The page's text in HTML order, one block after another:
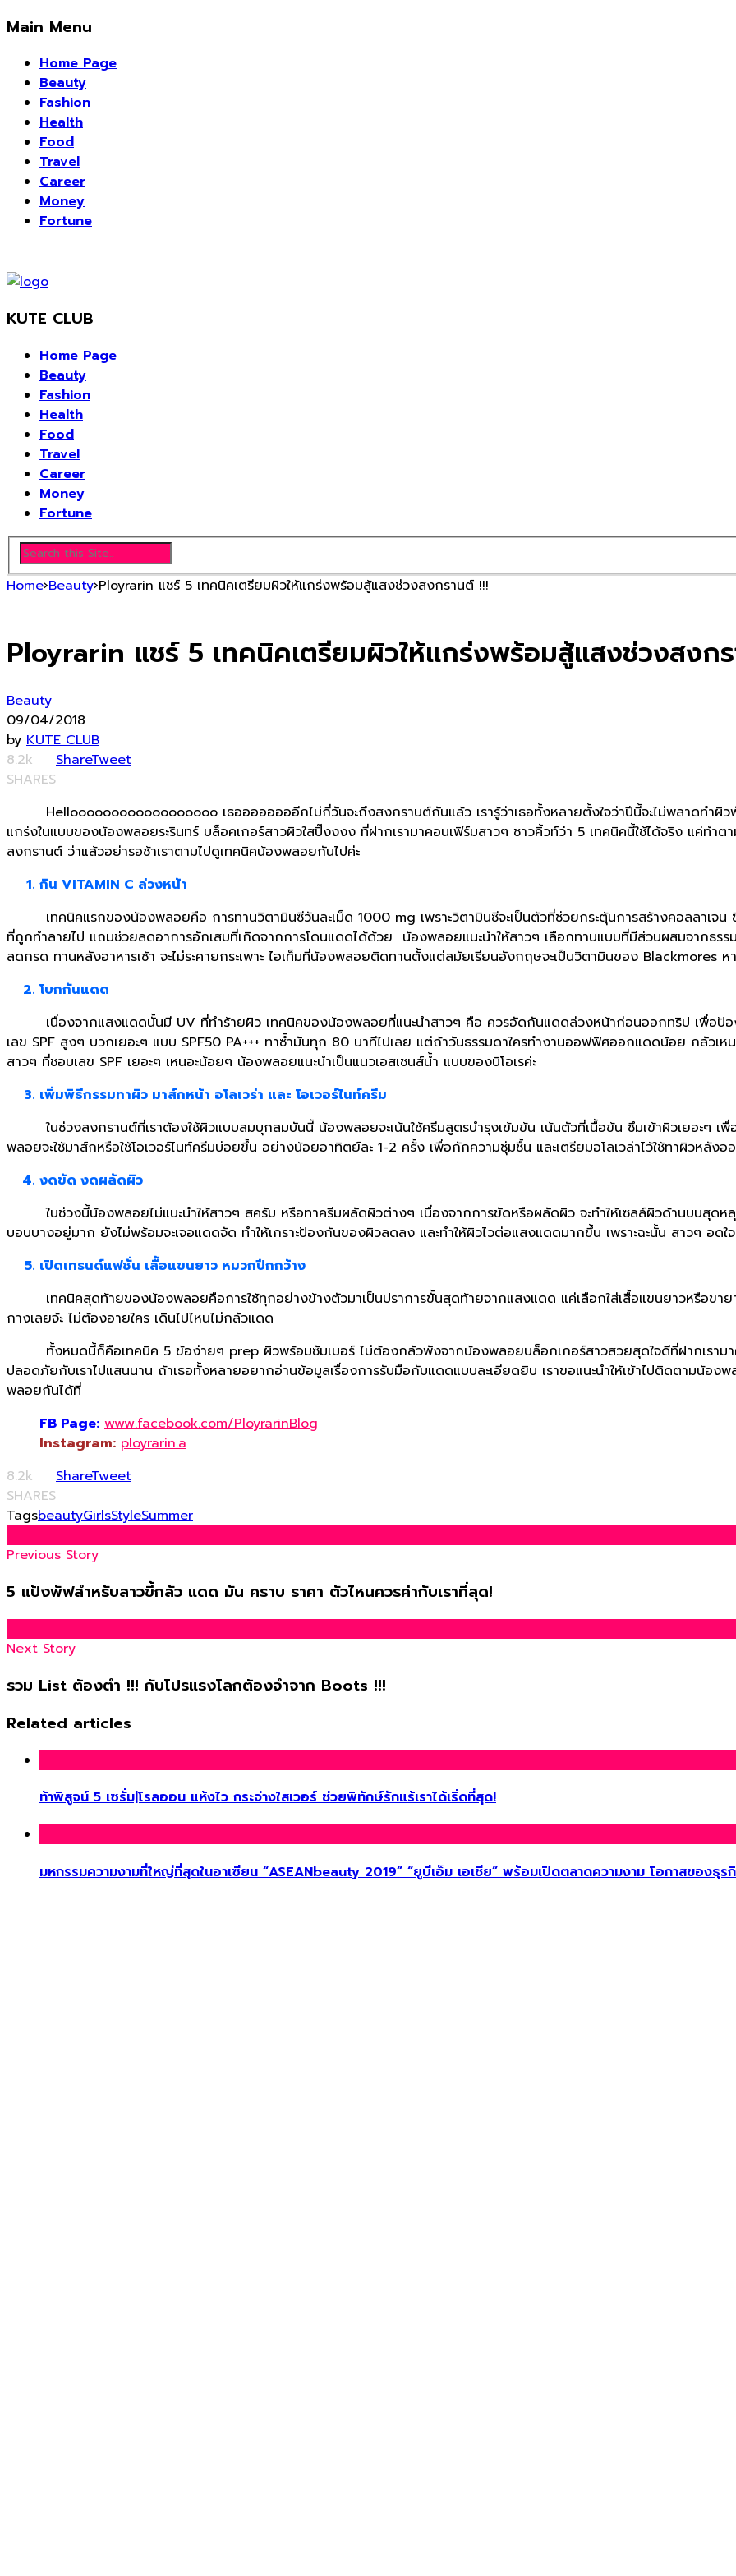
Main Menu
Home Page
Beauty
Fashion
Health
Food
Travel
Career
Money
Fortune
KUTE CLUB
Home Page
Beauty
Fashion
Health
Food
Travel
Career
Money
Fortune
Home›Beauty›Ployrarin แชร์ 5 เทคนิคเตรียมผิวให้แกร่งพร้อมสู้แสงช่วงสงกรานต์ !!!
Ployrarin แชร์ 5 เทคนิคเตรียมผิวให้แกร่งพร้อมสู้แสงช่วงสงก
Beauty
09/04/2018
by KUTE CLUB
8.2k
SHARES
ShareTweet
Helloooooooooooooooooo เธออออออออีกไม่กี่วันจะถึงสงกรานต์กันแล้ว เรารู้ว่าเธอทั้งหลายตั้งใจว่าปีนี้จะไม่พลาดทำผิวพั
แกร่งในแบบของน้องพลอยระรินทร์ บล็อคเกอร์สาวผิวใสปิ๊งงงง ที่ฝากเรามาคอนเฟิร์มสาวๆ ชาวคิ้วท์ว่า 5 เทคนิคนี้ใช้ได้จริง แค่ทำ
สงกรานต์ ว่าแล้วอย่ารอช้าเราตามไปดูเทคนิคน้องพลอยกันไปค่ะ
กิน VITAMIN C ล่วงหน้า
เทคนิคแรกของน้องพลอยคือ การทานวิตามินซีวันละเม็ด 1000 mg เพราะวิตามินซีจะเป็นตัวที่ช่วยกระตุ้นการสร้างคอลลาเจน
ที่ถูกทำลายไป แถมช่วยลดอาการอักเสบที่เกิดจากการโดนแดดได้ด้วย น้องพลอยแนะนําให้สาวๆ เลือกทานแบบที่มีส่วนผสมจากธร
ลดกรด ทานหลังอาหารเช้า จะไม่ระคายกระเพาะ ไอเท็มที่น้องพลอยติดทานตั้งแต่สมัยเรียนอังกฤษจะเป็นวิตามินของ Blackmores ห
โบกกันแดด
เนื่องจากแสงแดดนั้นมี UV ที่ทําร้ายผิว เทคนิคของน้องพลอยที่แนะนำสาวๆ คือ ควรอัดกันแดดล่วงหน้าก่อนออกทริป เพื่อป้องกั
เลข SPF สูงๆ บวกเยอะๆ แบบ SPF50 PA+++ ทาซํ้ามันทุก 80 นาทีไปเลย แต่ถ้าวันธรรมดาใครทํางานออฟฟิศออกแดดน้อย กลัวเ
สาวๆ ที่ชอบเลข SPF เยอะๆ เหนอะน้อยๆ น้องพลอยแนะนำเป็นแนวเอสเซนส์นํ้า แบบของบิโอเรค่ะ
เพิ่มพิธีกรรมทาผิว มาส์กหน้า อโลเวร่า และ โอเวอร์ไนท์ครีม
ในช่วงสงกรานต์ที่เราต้องใช้ผิวแบบสมบุกสมบันนี้ น้องพลอยจะเน้นใช้ครีมสูตรบํารุงเข้มข้น เน้นตัวที่เนื้อข้น ซึมเข้าผิวเยอะๆ เพื่
พลอยจะใช้มาส์กหรือใช้โอเวอร์ไนท์ครีมบ่อยขึ้น อย่างน้อยอาทิตย์ละ 1-2 ครั้ง เพื่อกักความชุ่มชื้น และเตรียมอโลเวล่าไว้ใช้ทาผิวหลัง
งดขัด งดผลัดผิว
ในช่วงนี้น้องพลอยไม่แนะนำให้สาวๆ สครับ หรือทาครีมผลัดผิวต่างๆ เนื่องจากการขัดหรือผลัดผิว จะทําให้เซลล์ผิวด้านบนสุดหลุ
บอบบางอยู่มาก ยังไม่พร้อมจะเจอแดดจัด ทําให้เกราะป้องกันของผิวลดลง และทําให้ผิวไวต่อแสงแดดมากขึ้น เพราะฉะนั้น สาวๆ อ
เปิดเทรนด์แฟชั่น เสื้อแขนยาว หมวกปีกกว้าง
เทคนิคสุดท้ายของน้องพลอยคือการใช้ทุกอย่างข้างตัวมาเป็นปราการขั้นสุดท้ายจากแสงแดด แค่เลือกใส่เสื้อแขนยาวหรือขาย
กางเลยจ้ะ ไม่ต้องอายใคร เดินไปไหนไม่กลัวแดด
ทั้งหมดนี้ก็คือเทคนิค 5 ข้อง่ายๆ prep ผิวพร้อมซัมเมอร์ ไม่ต้องกลัวพังจากน้องพลอยบล็อกเกอร์สาวสวยสุดใจดีที่ฝากเรามาค
ปลอดภัยกับเราไปแสนนาน ถ้าเธอทั้งหลายอยากอ่านข้อมูลเรื่องการรับมือกับแดดแบบละเอียดยิบ เราขอแนะนำให้เข้าไปติดตามน้
พลอยกันได้ที่
FB Page: www.facebook.com/PloyrarinBlog
Instagram: ployrarin.a
8.2k
SHARES
ShareTweet
TagsbeautyGirlsStyleSummer
Previous Story
5 แป้งพัฟสำหรับสาวขี้กลัว แดด มัน คราบ ราคา ตัวไหนควรค่ากับเราที่สุด!
Next Story
รวม List ต้องตำ !!! กับโปรแรงโลกต้องจำจาก Boots !!!
Related articles
ท้าพิสูจน์ 5 เซรั่ม|โรลออน แห้งไว กระจ่างใสเวอร์ ช่วยพิทักษ์รักแร้เราได้เริ่ดที่สุด!
มหกรรมความงามที่ใหญ่ที่สุดในอาเซียน “ASEANbeauty 2019” “ยูบีเอ็ม เอเชีย” พร้อมเปิดตลาดความงาม โอกาสของธุร